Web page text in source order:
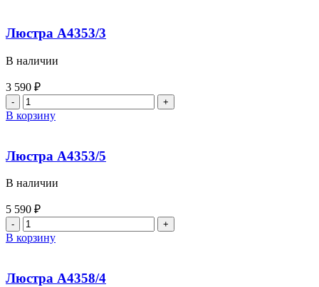
Люстра A4353/3
В наличии
3 590 ₽
В корзину
Люстра A4353/5
В наличии
5 590 ₽
В корзину
Люстра A4358/4